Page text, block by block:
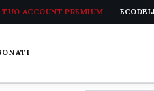
TUO ACCOUNT PREMIUM